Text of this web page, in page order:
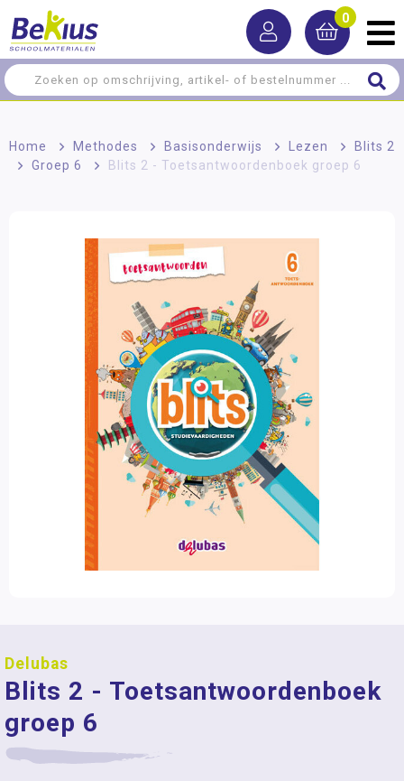
0
Home > Methodes > Basisonderwijs > Lezen >
Blits 2
>
Groep 6 > Blits 2 - Toetsantwoordenboek groep 6
Delubas
Blits 2 - Toetsantwoordenboek
groep 6